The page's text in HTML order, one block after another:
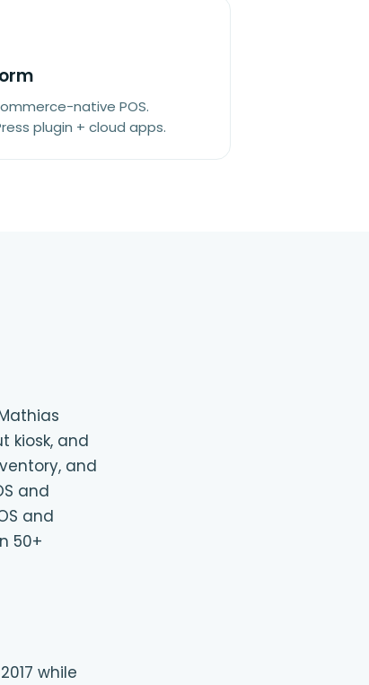
native POS.
plugin + cloud apps.
kiosk, and
and
and
and
50+
while